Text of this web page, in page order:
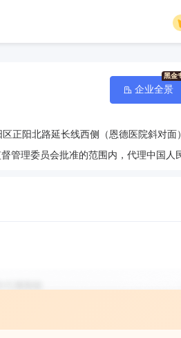
正阳北路延长线西侧（恩德医院斜对面）
企业全景